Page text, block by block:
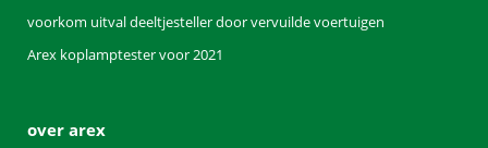
voorkom uitval deeltjesteller door vervuilde voertuigen
Arex koplamptester voor 2021
over arex